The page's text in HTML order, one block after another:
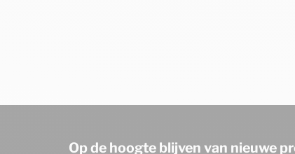
Op de hoogte blijven van nieuwe